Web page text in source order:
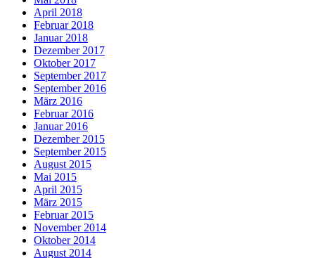
April 2018
Februar 2018
Januar 2018
Dezember 2017
Oktober 2017
September 2017
September 2016
März 2016
Februar 2016
Januar 2016
Dezember 2015
September 2015
August 2015
Mai 2015
April 2015
März 2015
Februar 2015
November 2014
Oktober 2014
August 2014